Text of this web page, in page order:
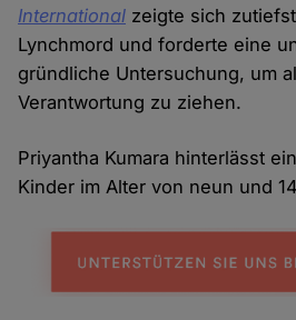
International zeigte sich
Lynchmord und forderte eine
gründliche Untersuchung, um
Verantwortung zu ziehen.
Priyantha Kumara hinterlässt
Kinder im Alter von neun und